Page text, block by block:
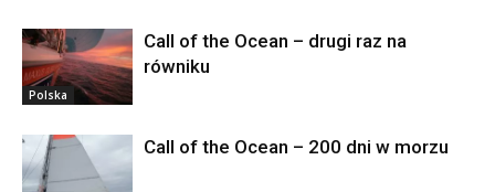
Polska
Call of the Ocean – drugi raz na
równiku
Call of the Ocean – 200 dni w morzu